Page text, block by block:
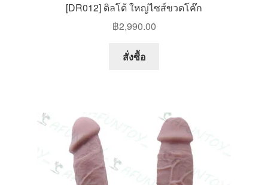
[DR012] ดิลโด้ ใหญ่ไซส์ขวดโค๊ก
฿2,990.00
สั่งซื้อ
variants.
The
options
may
be